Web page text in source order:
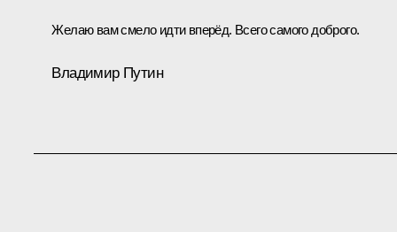
Желаю вам смело идти вперёд. Всего самого доброго.
Владимир Путин